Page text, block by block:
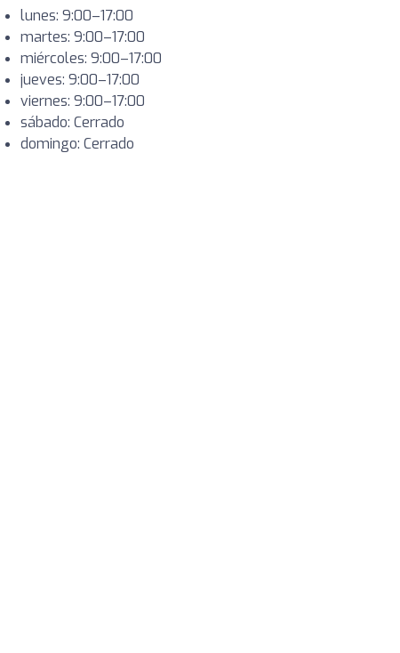
lunes: 9:00–17:00
martes: 9:00–17:00
miércoles: 9:00–17:00
jueves: 9:00–17:00
viernes: 9:00–17:00
sábado: Cerrado
domingo: Cerrado